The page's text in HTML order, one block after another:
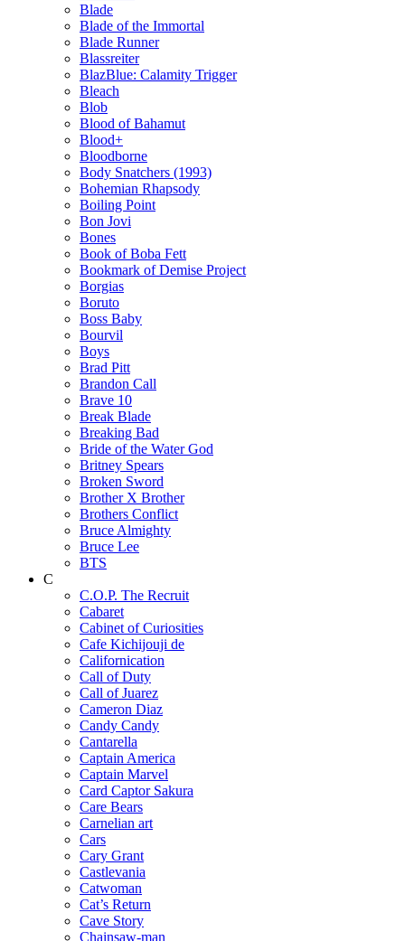
Blade
Blade of the Immortal
Blade Runner
Blassreiter
BlazBlue: Calamity Trigger
Bleach
Blob
Blood of Bahamut
Blood+
Bloodborne
Body Snatchers (1993)
Bohemian Rhapsody
Boiling Point
Bon Jovi
Bones
Book of Boba Fett
Bookmark of Demise Project
Borgias
Boruto
Boss Baby
Bourvil
Boys
Brad Pitt
Brandon Call
Brave 10
Break Blade
Breaking Bad
Bride of the Water God
Britney Spears
Broken Sword
Brother X Brother
Brothers Conflict
Bruce Almighty
Bruce Lee
BTS
C
C.O.P. The Recruit
Cabaret
Cabinet of Curiosities
Cafe Kichijouji de
Californication
Call of Duty
Call of Juarez
Cameron Diaz
Candy Candy
Cantarella
Captain America
Captain Marvel
Card Captor Sakura
Care Bears
Carnelian art
Cars
Cary Grant
Castlevania
Catwoman
Cat’s Return
Cave Story
Chainsaw-man